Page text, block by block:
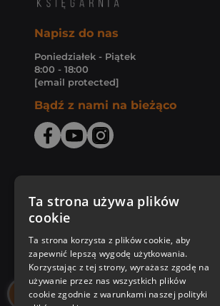
Napisz do nas
Poniedziałek - Piątek
8:00 - 18:00
[email protected]
Bądź z nami na bieżąco
Zakupy u nas
Nasza oferta
Nasi autorzy
Ta strona używa plików
cookie
Ta strona korzysta z plików cookie, aby
zapewnić lepszą wygodę użytkowania.
Korzystając z tej strony, wyrażasz zgodę na
używanie przez nas wszystkich plików
cookie zgodnie z warunkami naszej polityki